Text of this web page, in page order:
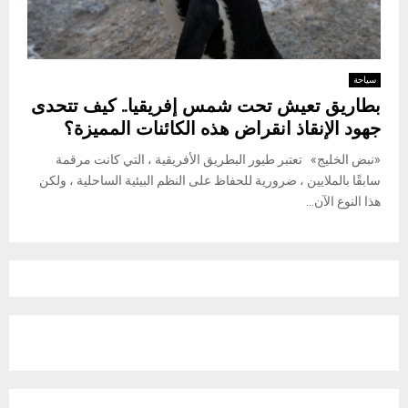
سياحة
بطاريق تعيش تحت شمس إفريقيا.. كيف تتحدى
جهود الإنقاذ انقراض هذه الكائنات المميزة؟
«نبض الخليج» تعتبر طيور البطريق الأفريقية ، التي كانت مرقمة
سابقًا بالملايين ، ضرورية للحفاظ على النظم البيئية الساحلية ، ولكن
هذا النوع الآن...